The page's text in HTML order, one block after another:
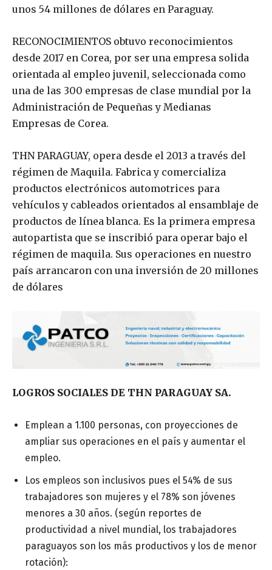
unos 54 millones de dólares en Paraguay.
RECONOCIMIENTOS obtuvo reconocimientos
desde 2017 en Corea, por ser una empresa solida
orientada al empleo juvenil, seleccionada como
una de las 300 empresas de clase mundial por la
Administración de Pequeñas y Medianas
Empresas de Corea.
THN PARAGUAY, opera desde el 2013 a través del
régimen de Maquila. Fabrica y comercializa
productos electrónicos automotrices para
vehículos y cableados orientados al ensamblaje de
productos de línea blanca. Es la primera empresa
autopartista que se inscribió para operar bajo el
régimen de maquila. Sus operaciones en nuestro
país arrancaron con una inversión de 20 millones
de dólares
LOGROS SOCIALES DE THN PARAGUAY SA.
Emplean a 1.100 personas, con proyecciones de
ampliar sus operaciones en el país y aumentar el
empleo.
Los empleos son inclusivos pues el 54% de sus
trabajadores son mujeres y el 78% son jóvenes
menores a 30 años. (según reportes de
productividad a nivel mundial, los trabajadores
paraguayos son los más productivos y los de menor
rotación):